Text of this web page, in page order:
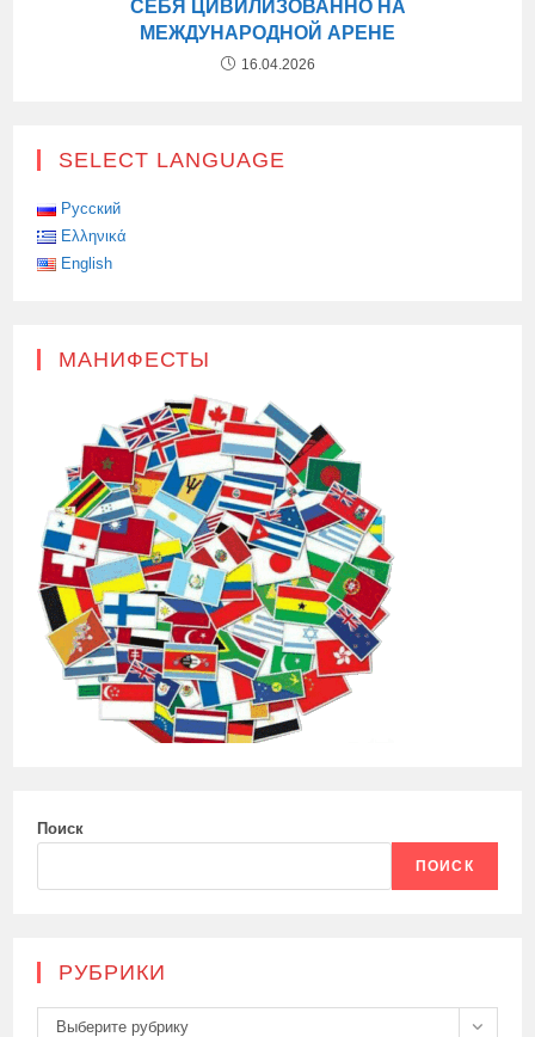
СЕБЯ ЦИВИЛИЗОВАННО НА
МЕЖДУНАРОДНОЙ АРЕНЕ
16.04.2026
SELECT LANGUAGE
Русский
Ελληνικά
English
МАНИФЕСТЫ
Поиск
ПОИСК
РУБРИКИ
Рубрики
Выберите рубрику